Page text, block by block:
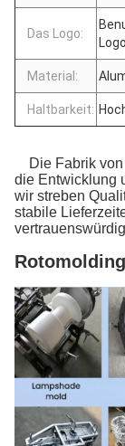
Das Logo:
Logo
Material:
Haltbarkeit:
Die Fabrik
die Entwicklung
wir streben
stabile
Rotomolding